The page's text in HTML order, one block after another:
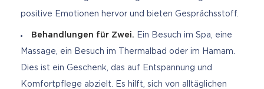
positive Emotionen hervor und bieten Gesprächsstoff.
Behandlungen für Zwei. Ein Besuch im Spa, eine
Massage, ein Besuch im Thermalbad oder im Hamam.
Dies ist ein Geschenk, das auf Entspannung und
Komfortpflege abzielt. Es hilft, sich von alltäglichen